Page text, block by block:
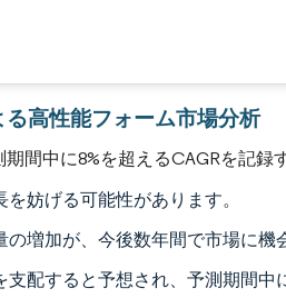
高性能フォーム市場分析
間中に8%を超えるCAGRを記録
妨げる可能性があります。
増加が、今後数年間で市場に機
配すると予想され、予測期間中